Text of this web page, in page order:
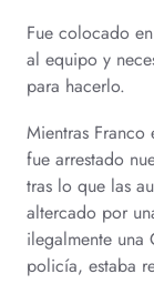
Fue colocado
al equipo y
para hacerlo.
Mientras
fue arrestado
tras lo que las
altercado por
ilegalmente una
policía, estaba